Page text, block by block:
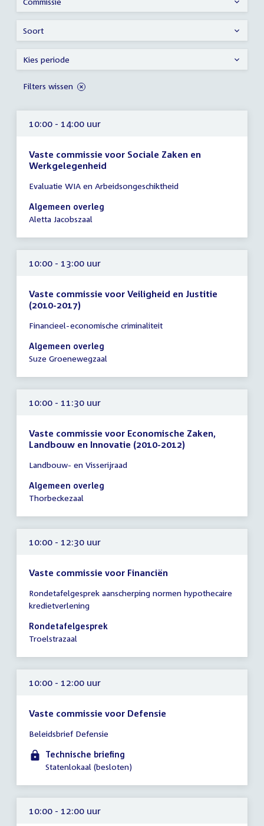
10:00 - 14:00 uur
Vaste commissie voor Sociale Zaken en
Werkgelegenheid
vergadering
10:00
-
uur
Evaluatie WIA en Arbeidsongeschiktheid
Algemeen overleg
Aletta Jacobszaal
10:00 - 13:00 uur
Vaste commissie voor Veiligheid en Justitie
(2010-2017)
vergadering
10:00
-
uur
Financieel-economische criminaliteit
Algemeen overleg
Suze Groenewegzaal
10:00 - 11:30 uur
Vaste commissie voor Economische Zaken,
Landbouw en Innovatie (2010-2012)
vergadering
10:00
-
uur
Landbouw- en Visserijraad
Algemeen overleg
Thorbeckezaal
10:00 - 12:30 uur
Vaste commissie voor Financiën
vergadering
10:00
-
12:30
Rondetafelgesprek aanscherping normen hypothecaire
kredietverlening
Rondetafelgesprek
Troelstrazaal
10:00 - 12:00 uur
Vaste commissie voor Defensie
vergadering
10:00
-
uur
Beleidsbrief Defensie
Technische briefing
Statenlokaal (besloten)
10:00 - 12:00 uur
Soort
Kies periode
Filters wissen